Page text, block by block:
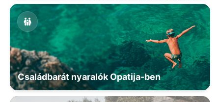
Családbarát nyaralók Opatija-ben